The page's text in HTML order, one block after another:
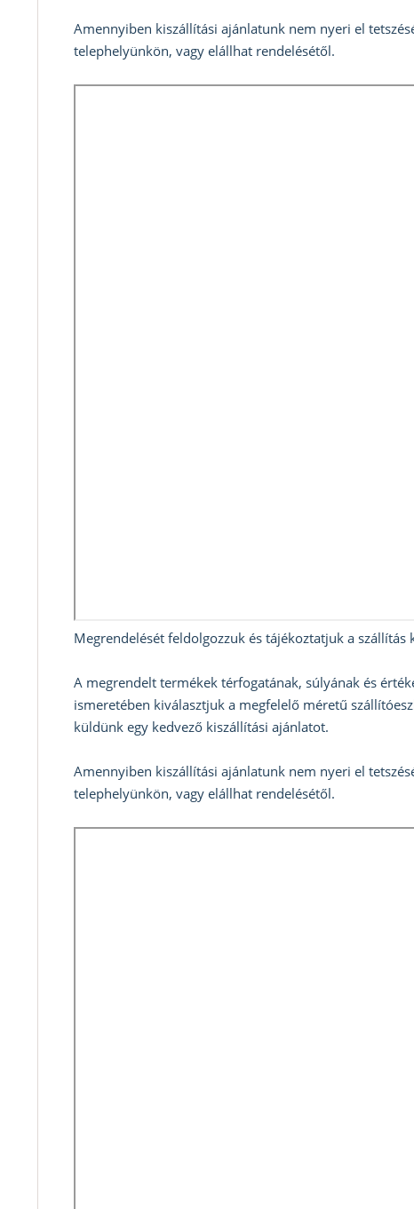
Amennyiben kiszállítási ajánlatunk nem nyeri el
telephelyünkön, vagy elállhat rendelésétől.
Megrendelését feldolgozzuk és tájékoztatjuk a szállítás
A megrendelt termékek térfogatának, súlyának és
ismeretében kiválasztjuk a megfelelő méretű
küldünk egy kedvező kiszállítási ajánlatot.
Amennyiben kiszállítási ajánlatunk nem nyeri el
telephelyünkön, vagy elállhat rendelésétől.